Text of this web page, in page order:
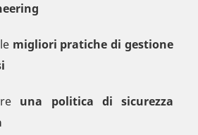
migliori pratiche di gestione
una politica di sicurezza